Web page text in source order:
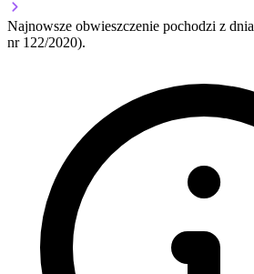
Najnowsze obwieszczenie pochodzi z dnia
nr 122/2020).